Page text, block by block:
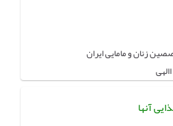
زنان و مامایی ایران
آنها